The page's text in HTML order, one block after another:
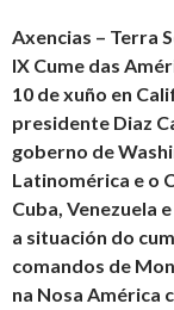
Axencias – Terra
IX Cume das
10 de xuño en
presidente Diaz
goberno de
Latinomérica e o
Cuba, Venezuela
a situación do
comandos de
na Nosa América